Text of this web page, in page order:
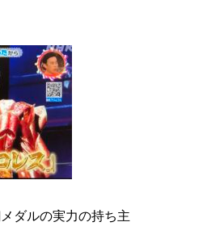
ダルの実力の持ち主